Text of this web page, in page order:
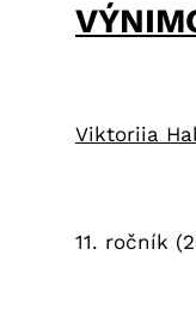
Viktoriia
11. ročník